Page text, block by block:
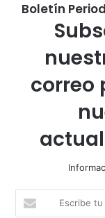
Boletín
correo
tu